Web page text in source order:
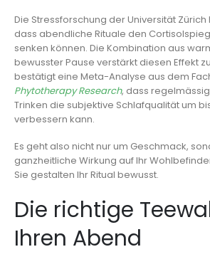
Die Stressforschung der Universität
dass abendliche Rituale den
senken können. Die Kombination aus
bewusster Pause verstärkt diesen Effekt
bestätigt eine Meta-Analyse aus dem
Phytotherapy Research, dass
Trinken die subjektive Schlafqualität um
verbessern kann.
Es geht also nicht nur um Geschmack,
ganzheitliche Wirkung auf Ihr
Sie gestalten Ihr Ritual bewusst.
Die richtige
Ihren Abend